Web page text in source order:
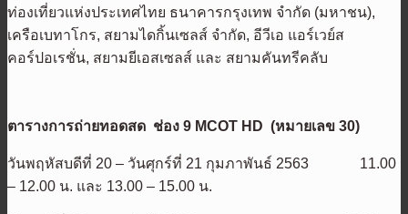
ท่องเที่ยวแห่งประเทศไทย ธนาคารกรุงเทพ จำกัด (มหาชน),
เครือเบทาโกร, สยามไดกิ้นเซลส์ จำกัด, อีวีเอ แอร์เวย์ส
คอร์ปอเรชั่น, สยามยีเอสเซลส์ และ สยามคันทรีคลับ
ตารางการถ่ายทอดสด ช่อง 9 MCOT HD (หมายเลข 30)
วันพฤหัสบดีที่ 20 – วันศุกร์ที่ 21 กุมภาพันธ์ 2563 11.00
– 12.00 น. และ 13.00 – 15.00 น.